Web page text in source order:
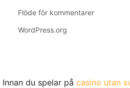
Flöde för kommentarer
WordPress.org
Innan du spelar på casino utan